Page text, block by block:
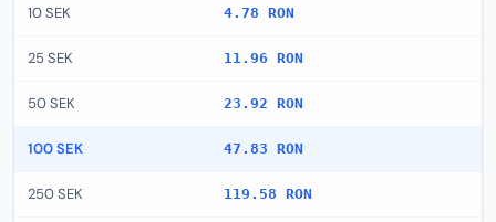
10 SEK 4.78 RON
25 SEK 11.96 RON
50 SEK 23.92 RON
100 SEK 47.83 RON
250 SEK 119.58 RON